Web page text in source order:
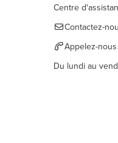
Centre
Contactez-
Appelez-
Du lundi au